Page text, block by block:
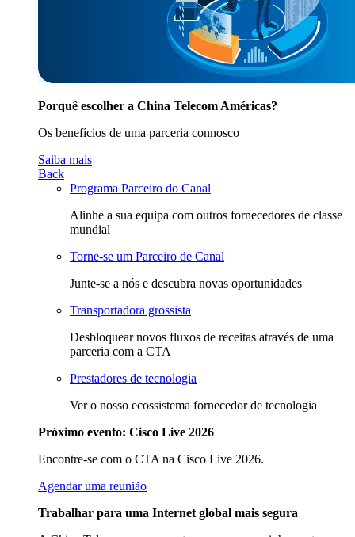
Porquê escolher a China Telecom Américas?
Os benefícios de uma parceria connosco
Saiba mais
Back
Programa Parceiro do Canal
Alinhe a sua equipa com outros fornecedores de classe
mundial
Torne-se um Parceiro de Canal
Junte-se a nós e descubra novas oportunidades
Transportadora grossista
Desbloquear novos fluxos de receitas através de uma
parceria com a CTA
Prestadores de tecnologia
Ver o nosso ecossistema fornecedor de tecnologia
Próximo evento: Cisco Live 2026
Encontre-se com o CTA na Cisco Live 2026.
Agendar uma reunião
Trabalhar para uma Internet global mais segura